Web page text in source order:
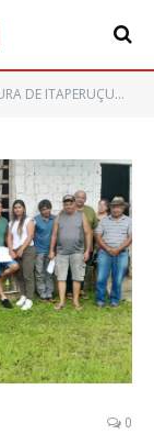
A AGRICULTURA FAMILIAR COM NOVOS EQUIPAMENTOS PARA OS PRODUTORES
0